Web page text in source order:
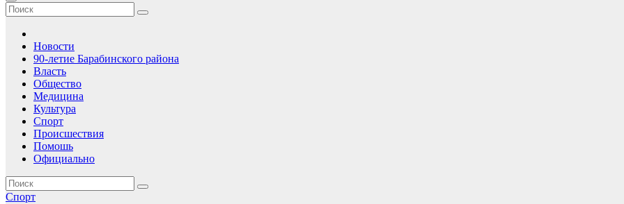
Новости
90-летие Барабинского района
Власть
Общество
Медицина
Культура
Спорт
Происшествия
Помошь
Официально
Спорт